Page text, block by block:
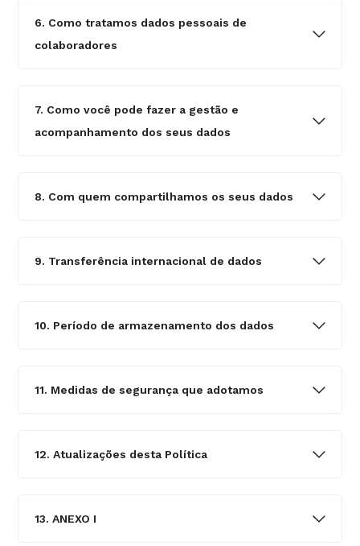
6. Como tratamos dados pessoais de
colaboradores
7. Como você pode fazer a gestão e
acompanhamento dos seus dados
8. Com quem compartilhamos os seus dados
9. Transferência internacional de dados
10. Período de armazenamento dos dados
11. Medidas de segurança que adotamos
12. Atualizações desta Política
13. ANEXO I